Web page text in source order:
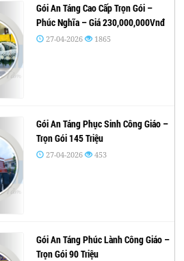
Gói An Táng Cao Cấp Trọn Gói –
Phúc Nghĩa – Giá 230,000,000Vnđ
27-04-2026 1865
Gói An Táng Phục Sinh Công Giáo –
Trọn Gói 145 Triệu
27-04-2026 453
Gói An Táng Phúc Lành Công Giáo –
Trọn Gói 90 Triệu